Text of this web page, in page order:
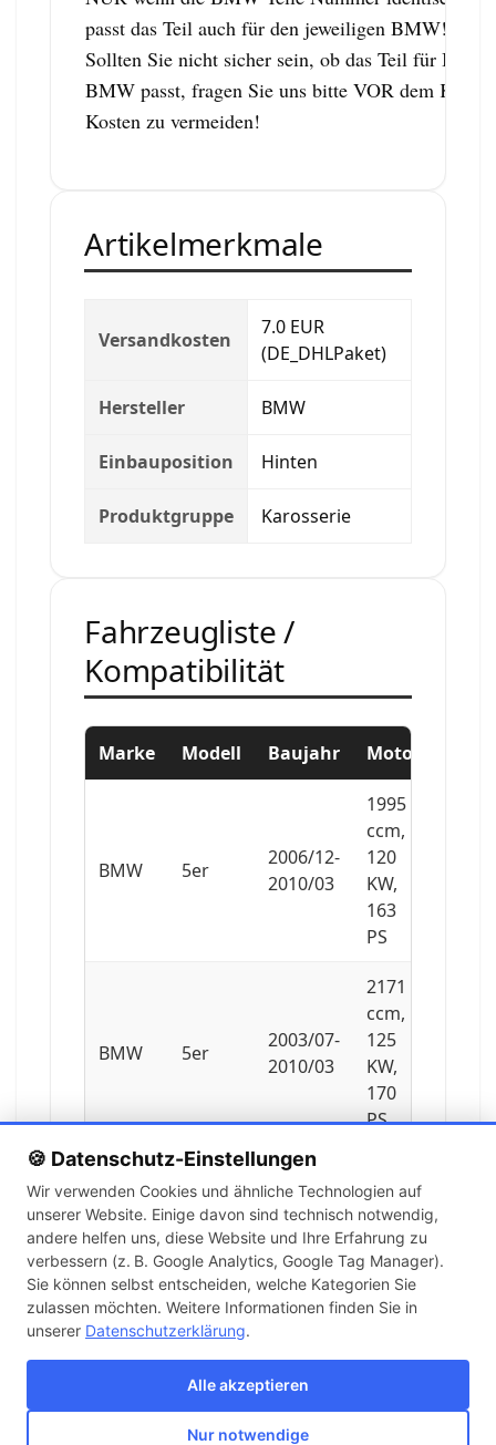
🍪 Datenschutz-Einstellungen
Wir verwenden Cookies und ähnliche Technologien auf
unserer Website. Einige davon sind technisch notwendig,
andere helfen uns, diese Website und Ihre Erfahrung zu
verbessern (z. B. Google Analytics, Google Tag Manager).
Sie können selbst entscheiden, welche Kategorien Sie
zulassen möchten. Weitere Informationen finden Sie in
unserer Datenschutzerklärung.
Alle akzeptieren
Nur notwendige
passt das Teil auch für den jeweiligen BMW!
Sollten Sie nicht sicher sein, ob das Teil für Ihren
BMW passt, fragen Sie uns bitte VOR dem Kauf,
Kosten zu vermeiden!
Artikelmerkmale
Versandkosten
7.0 EUR
(DE_DHLPaket)
Hersteller BMW
Einbauposition Hinten
Produktgruppe Karosserie
Fahrzeugliste /
Kompatibilität
Marke Modell Baujahr Motor
BMW 5er
2006/12-
2010/03
1995
ccm,
120
KW,
163
PS
BMW 5er
2003/07-
2010/03
2171
ccm,
125
KW,
170
PS
BMW 5er
2007/09-
2009/12
ccm,
125
KW,
170
PS
BMW 5er
2010/02